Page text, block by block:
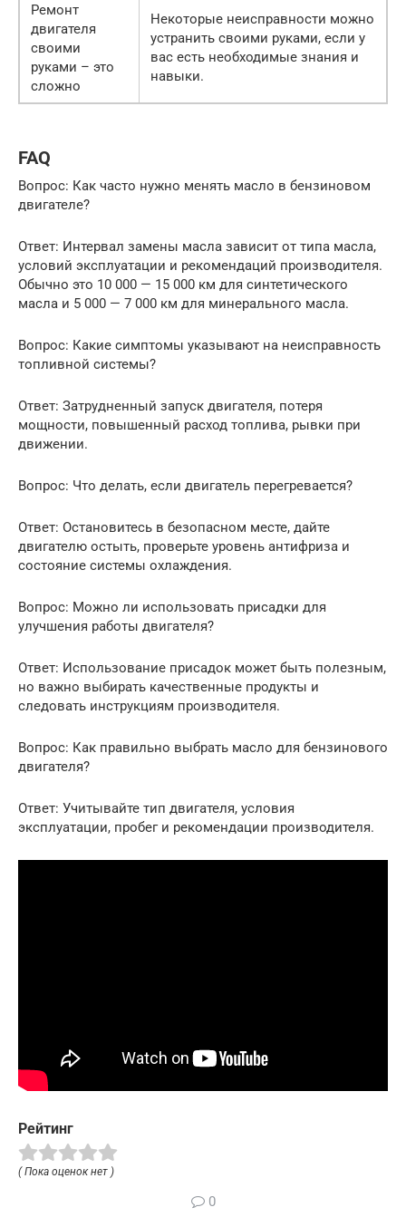
Ремонт
двигателя
своими
руками – это
сложно
Некоторые неисправности можно
устранить своими руками, если у
вас есть необходимые знания и
навыки.
FAQ
Вопрос: Как часто нужно менять масло в бензиновом
двигателе?
Ответ: Интервал замены масла зависит от типа масла,
условий эксплуатации и рекомендаций производителя.
Обычно это 10 000 — 15 000 км для синтетического
масла и 5 000 — 7 000 км для минерального масла.
Вопрос: Какие симптомы указывают на неисправность
топливной системы?
Ответ: Затрудненный запуск двигателя, потеря
мощности, повышенный расход топлива, рывки при
движении.
Вопрос: Что делать, если двигатель перегревается?
Ответ: Остановитесь в безопасном месте, дайте
двигателю остыть, проверьте уровень антифриза и
состояние системы охлаждения.
Вопрос: Можно ли использовать присадки для
улучшения работы двигателя?
Ответ: Использование присадок может быть полезным,
но важно выбирать качественные продукты и
следовать инструкциям производителя.
Вопрос: Как правильно выбрать масло для бензинового
двигателя?
Ответ: Учитывайте тип двигателя, условия
эксплуатации, пробег и рекомендации производителя.
Рейтинг
( Пока оценок нет )
0